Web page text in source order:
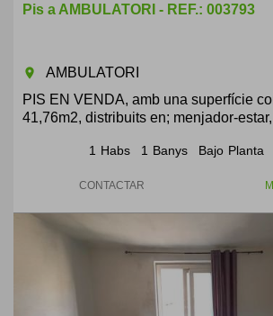
Pis a AMBULATORI - REF.: 003793
room
AMBULATORI
PIS EN VENDA, amb una superfície
41,76m2, distribuits en; menjador-
1 Habs 1 Banys Bajo Planta
CONTACTAR